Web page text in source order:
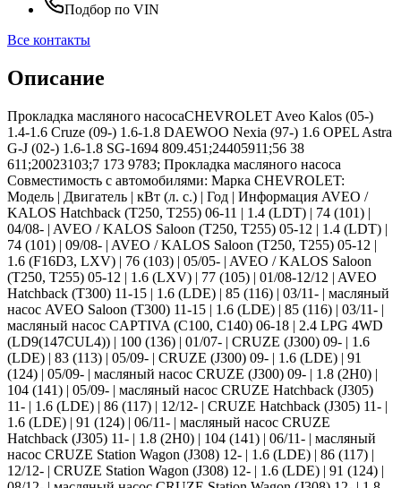
Подбор по VIN
Все контакты
Описание
Прокладка масляного насосаCHEVROLET Aveo Kalos (05-)
1.4-1.6 Cruze (09-) 1.6-1.8 DAEWOO Nexia (97-) 1.6 OPEL Astra
G-J (02-) 1.6-1.8 SG-1694 809.451;24405911;56 38
611;20023103;7 173 9783; Прокладка масляного насоса
Совместимость с автомобилями: Марка CHEVROLET:
Модель | Двигатель | кВт (л. с.) | Год | Информация AVEO /
KALOS Hatchback (T250, T255) 06-11 | 1.4 (LDT) | 74 (101) |
04/08- | AVEO / KALOS Saloon (T250, T255) 05-12 | 1.4 (LDT) |
74 (101) | 09/08- | AVEO / KALOS Saloon (T250, T255) 05-12 |
1.6 (F16D3, LXV) | 76 (103) | 05/05- | AVEO / KALOS Saloon
(T250, T255) 05-12 | 1.6 (LXV) | 77 (105) | 01/08-12/12 | AVEO
Hatchback (T300) 11-15 | 1.6 (LDE) | 85 (116) | 03/11- | масляный
насос AVEO Saloon (T300) 11-15 | 1.6 (LDE) | 85 (116) | 03/11- |
масляный насос CAPTIVA (C100, C140) 06-18 | 2.4 LPG 4WD
(LD9(147CUL4)) | 100 (136) | 01/07- | CRUZE (J300) 09- | 1.6
(LDE) | 83 (113) | 05/09- | CRUZE (J300) 09- | 1.6 (LDE) | 91
(124) | 05/09- | масляный насос CRUZE (J300) 09- | 1.8 (2H0) |
104 (141) | 05/09- | масляный насос CRUZE Hatchback (J305)
11- | 1.6 (LDE) | 86 (117) | 12/12- | CRUZE Hatchback (J305) 11- |
1.6 (LDE) | 91 (124) | 06/11- | масляный насос CRUZE
Hatchback (J305) 11- | 1.8 (2H0) | 104 (141) | 06/11- | масляный
насос CRUZE Station Wagon (J308) 12- | 1.6 (LDE) | 86 (117) |
12/12- | CRUZE Station Wagon (J308) 12- | 1.6 (LDE) | 91 (124) |